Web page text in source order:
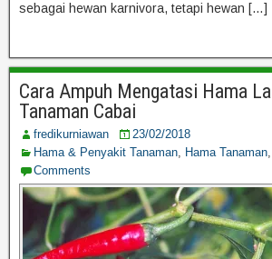
sebagai hewan karnivora, tetapi hewan […]
Cara Ampuh Mengatasi Hama
Tanaman Cabai
fredikurniawan
23/02/2018
Hama & Penyakit Tanaman, Hama Tanaman,
Comments